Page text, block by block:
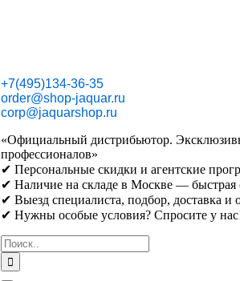
+7(495)134-36-35
order@shop-jaquar.ru
corp@jaquarshop.ru
«Официальный дистрибьютор.
профессионалов»
✔ Персональные скидки и агентские
✔ Наличие на складе в Москве — быстрая
✔ Выезд специалиста, подбор, доставка и
✔ Нужны особые условия? Спросите у
Результат
поиска: